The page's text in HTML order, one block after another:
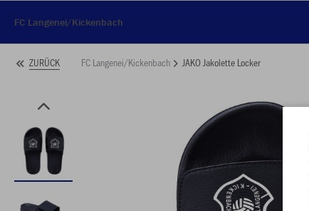
FC Langenei/Kickenbach
ZURÜCK FC Langenei/Kickenbach JAKO Jakolette Locker